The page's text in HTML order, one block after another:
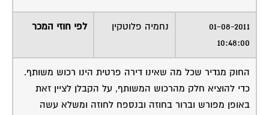
01-08-2011
10:48:00
נחמיה פלוטקין לפי חוזי המכר
החוק מגדיר שכל מה שאינו דירה פרטית הינו רכוש משותף.
כדי להוציא חלק מהרכוש המשותף, על הקבלן לציין זאת
באופן מפורש וברור בחוזה ובנספח לחוזה ומשלא עשה
זאת, אינו יכול יותר לספח אליו את השטח.